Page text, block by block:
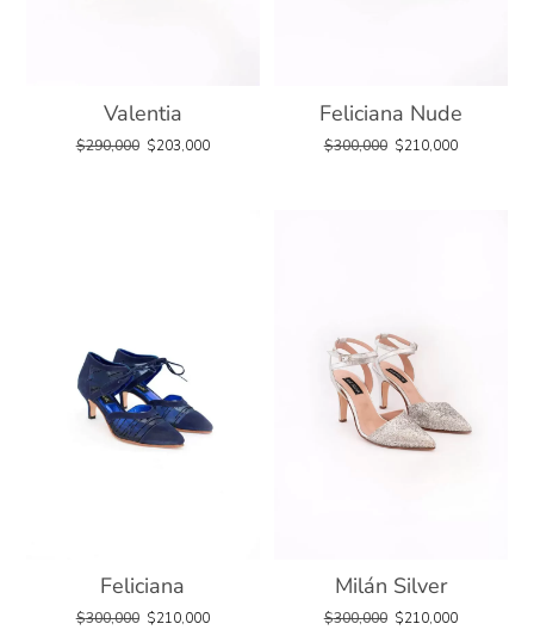
Valentia
$290,000 $203,000
Feliciana Nude
$300,000 $210,000
Feliciana
$300,000 $210,000
Milán Silver
$300,000 $210,000